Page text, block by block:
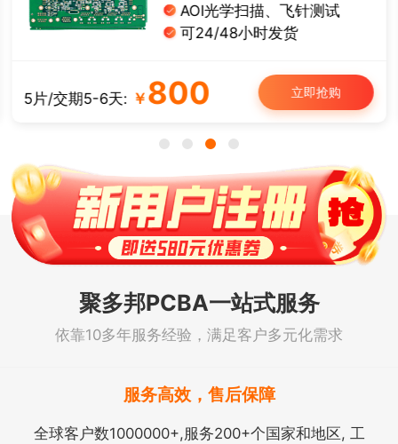
AOI光学扫描、飞针测试
可24/48小时发货
5片/交期5-6天: ￥ 800 立即抢购
聚多邦PCBA一站式服务
依靠10多年服务经验，满足客户多元化需求
服务高效，售后保障
全球客户数1000000+,服务200+个国家和地区, 工